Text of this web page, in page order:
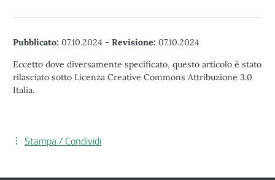
Pubblicato: 07.10.2024 - Revisione: 07.10.2024
Eccetto dove diversamente specificato, questo articolo è stato
rilasciato sotto Licenza Creative Commons Attribuzione 3.0
Italia.
Stampa / Condividi